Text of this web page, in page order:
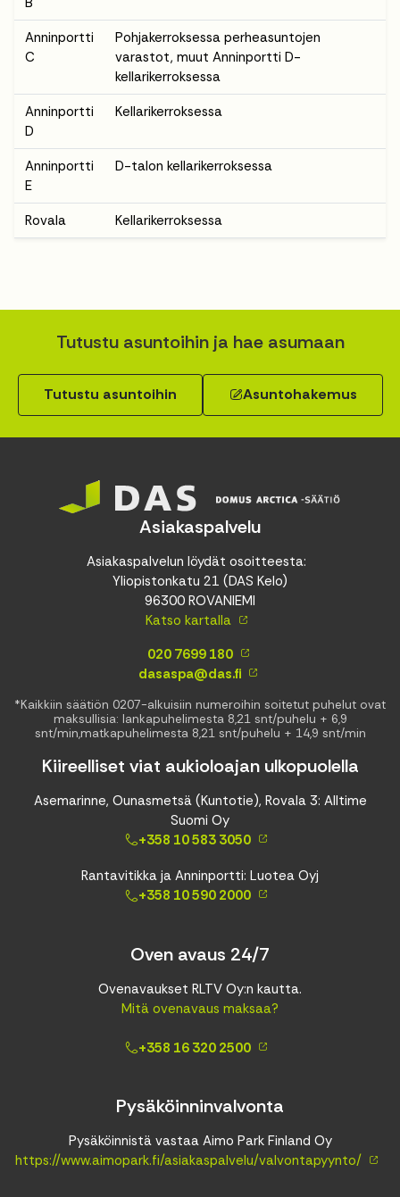
Anninportti
C
Pohjakerroksessa perheasuntojen
varastot, muut Anninportti D-
kellarikerroksessa
Anninportti
D
Kellarikerroksessa
Anninportti
E
D-talon kellarikerroksessa
Rovala Kellarikerroksessa
Tutustu asuntoihin ja hae asumaan
Tutustu asuntoihin Asuntohakemus
Asiakaspalvelu
Asiakaspalvelun löydät osoitteesta:
Yliopistonkatu 21 (DAS Kelo)
96300 ROVANIEMI
Katso kartalla
020 7699 180
dasaspa@das.fi
*Kaikkiin säätiön 0207-alkuisiin numeroihin soitetut puhelut ovat
maksullisia: lankapuhelimesta 8,21 snt/puhelu + 6,9
snt/min,matkapuhelimesta 8,21 snt/puhelu + 14,9 snt/min
Kiireelliset viat aukioloajan ulkopuolella
Asemarinne, Ounasmetsä (Kuntotie), Rovala 3: Alltime
Suomi Oy
+358 10 583 3050
Rantavitikka ja Anninportti: Luotea Oyj
+358 10 590 2000
Oven avaus 24/7
Ovenavaukset RLTV Oy:n kautta.
Mitä ovenavaus maksaa?
+358 16 320 2500
Pysäköinninvalvonta
Pysäköinnistä vastaa Aimo Park Finland Oy
https://www.aimopark.fi/asiakaspalvelu/valvontapyynto/